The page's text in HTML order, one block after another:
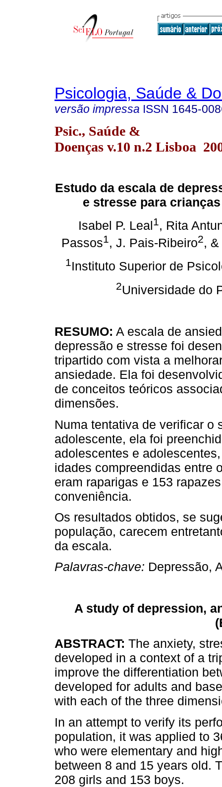
Psicologia, Saúde &
versão impressa ISSN 1645-
Psic., Saúde &
Doenças v.10 n.2 Lisboa
Estudo da escala de
e stresse para crianças
Isabel P. Leal1, Rita
Passos1, J. Pais-Ribeiro2,
1Instituto Superior de
2Universidade do
RESUMO: A escala de
depressão e stresse foi
tripartido com vista a
ansiedade. Ela foi
de conceitos teóricos
dimensões.
Numa tentativa de verificar o
adolescente, ela foi
adolescentes e
idades compreendidas entre
eram raparigas e 153
conveniência.
Os resultados obtidos, se
população, carecem
da escala.
Palavras-chave: Depressão,
A study of depression,
ABSTRACT: The anxiety,
developed in a context of a
improve the differentiation
developed for adults and
with each of the three
In an attempt to verify its
population, it was applied to
who were elementary and
between 8 and 15 years old.
208 girls and 153 boys.